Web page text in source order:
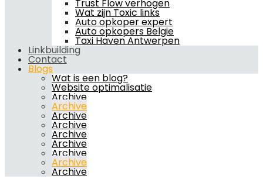
Trust Flow verhogen
Wat zijn Toxic links
Auto opkoper expert
Auto opkopers Belgie
Taxi Haven Antwerpen
Linkbuilding
Contact
Blogs
Wat is een blog?
Website optimalisatie
Archive
Archive
Archive
Archive
Archive
Archive
Archive
Archive
Archive